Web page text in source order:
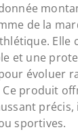
de la
Elle
et une
évoluer
produit
précis,
sportives.